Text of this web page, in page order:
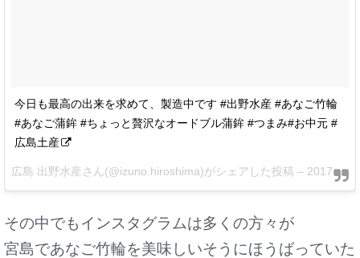
今日も最高の出来を求めて、製造中です #出野水産 #あなご竹輪
#あなご蒲鉾 #ちょっと贅沢なオードブル蒲鉾 #つまみ#お中元 #
広島土産
広島 出野水産さん(@izuno.hiroshima)がシェアした投稿 – 2017 6月 18 11:40午後 PDT
その中でもインスタグラムは多くの方々が
宮島であなご竹輪を美味しいそうにほうばっていた